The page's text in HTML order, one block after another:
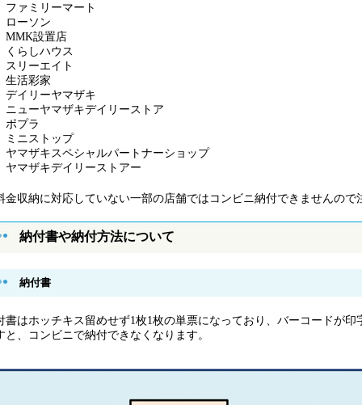
ファミリーマート
ローソン
MMK設置店
くらしハウス
スリーエイト
生活彩家
デイリーヤマザキ
ニューヤマザキデイリーストア
ポプラ
ミニストップ
ヤマザキスペシャルパートナーショップ
ヤマザキデイリーストアー
収納に対応していない一部の店舗ではコンビニ納付できませんので
納付書や納付方法について
納付書
書はホッチキス留めせず1枚1枚の単票になっており、バーコードが
と、コンビニで納付できなくなります。